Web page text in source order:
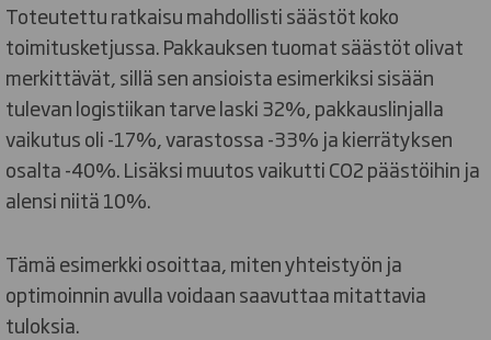
Toteutettu ratkaisu mahdollisti säästöt koko
toimitusketjussa. Pakkauksen tuomat säästöt olivat
merkittävät, sillä sen ansioista esimerkiksi sisään
tulevan logistiikan tarve laski 32%, pakkauslinjalla
vaikutus oli -17%, varastossa -33% ja kierrätyksen
osalta -40%. Lisäksi muutos vaikutti CO2 päästöihin ja
alensi niitä 10%.
Tämä esimerkki osoittaa, miten yhteistyön ja
optimoinnin avulla voidaan saavuttaa mitattavia
tuloksia.